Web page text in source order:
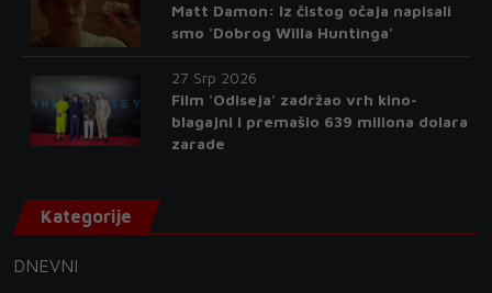
Matt Damon: Iz čistog očaja napisali
smo 'Dobrog Willa Huntinga'
27 Srp 2026
Film 'Odiseja' zadržao vrh kino-
blagajni i premašio 639 miliona dolara
zarade
Kategorije
DNEVNI